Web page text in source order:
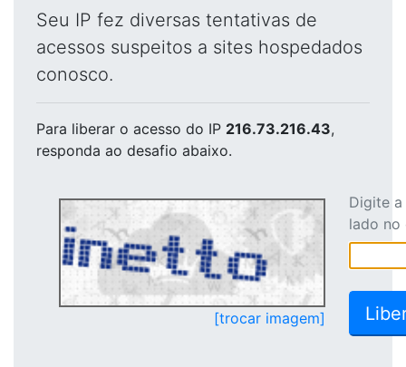
Seu IP fez diversas tentativas de
acessos suspeitos a sites hospedados
conosco.
Para liberar o acesso do IP 216.73.216.43,
responda ao desafio abaixo.
[trocar imagem]
Digite
lado no